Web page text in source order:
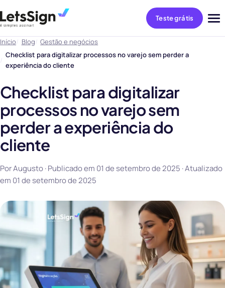
Teste grátis
Início Blog
Gestão e negócios
Checklist para digitalizar processos no varejo sem perder a
experiência do cliente
Checklist para digitalizar
processos no varejo sem
perder a experiência do
cliente
Por Augusto · Publicado em 01 de setembro de 2025 · Atualizado
em 01 de setembro de 2025